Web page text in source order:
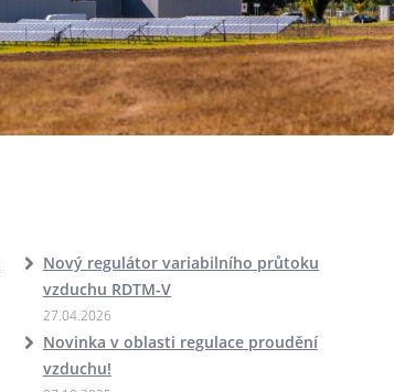
Nový regulátor variabilního průtoku
vzduchu RDTM-V
27.04.2026
Novinka v oblasti regulace proudění
vzduchu!